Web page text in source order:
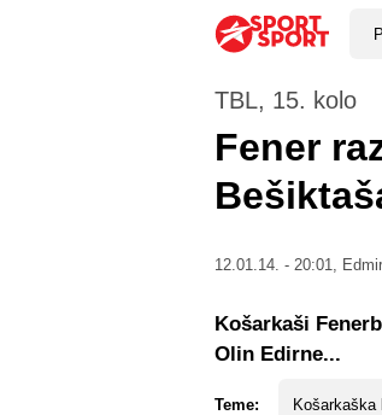
TBL, 15. kolo
Fener
12.01.14. - 20:01,
Teme: Košarkaška
Košarkaši
Olin Edirne...